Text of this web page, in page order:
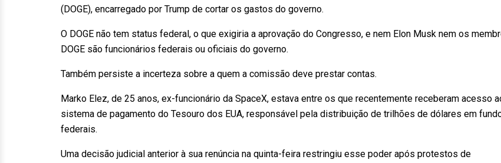
(DOGE), encarregado por Trump de cortar os gastos do governo.
O DOGE não tem status federal, o que exigiria a aprovação do Congresso, e nem Elon Musk nem os
DOGE são funcionários federais ou oficiais do governo.
Também persiste a incerteza sobre a quem a comissão deve prestar contas.
Marko Elez, de 25 anos, ex-funcionário da SpaceX, estava entre os que recentemente receberam acesso
sistema de pagamento do Tesouro dos EUA, responsável pela distribuição de trilhões de dólares em
federais.
Uma decisão judicial anterior à sua renúncia na quinta-feira restringiu esse poder após protestos de